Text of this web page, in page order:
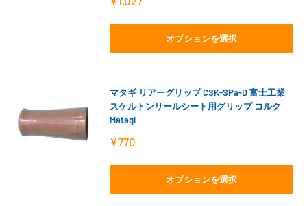
価
オプションを選択
マタギ リアーグリップ CSK-SPa-D 富士工業
スケルトンリールシート用グリップ コルク
Matagi
販
価
¥770
オプションを選択